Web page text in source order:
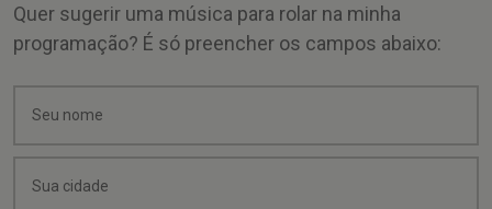
Quer sugerir uma música para rolar na minha
programação? É só preencher os campos abaixo: